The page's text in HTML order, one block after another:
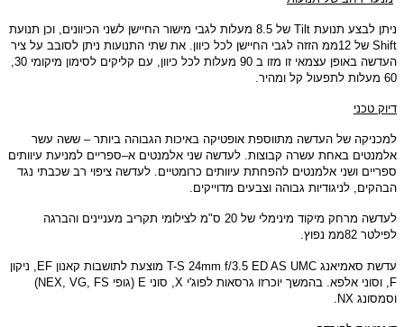
ניתן לבצע תנועת Tilt של 8.5 מעלות לגבי מישור החיישן לשני הכיוונים, וכן תנועת
Shift של 12ממ הזזה לגבי החיישן לכל כיוון. את שתי התנועות ניתן לסובב על ציר
העדשה באופן עצמאי זו מזו ב 90 מעלות לכל כיוון, עם קליקים לסימון מיקומי
30,
60 מעלות לתפעול קל ומהיר.
דיוק טכני
למכניקה של העדשה מתווספת אופטיקה באיכות הגבוהה ביותר – ששה עשר
אלמנטים באחת עשרה קבוצות. לעדשה שני אלמנטים א–ספריים למניעת עיוותים
ספריים ושני אלמנטים להפחתת עיוותים כרומטיים. לעדשה ציפוי רב שכבתי נגד
הבהקים, לניגודיות גבוהה וצבעים מדוייקים.
לעדשה מרחק מיקוד מינימלי של 20 ס"מ לצילומי תקריב מעניינים והברגה
לפילטר 82ממ נפוץ.
עדשת סאמיאנג T-S 24mm f/3.5 ED AS UMC מוצעת לתושבות קאנון EF,
ניקון
F,
וסוני אלפא. בהמשך יוכרזו גרסאות לפוג'י X, סוני E ( גופי NEX, VG, FS)
וסמסונג NX.